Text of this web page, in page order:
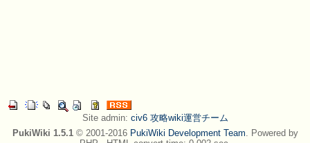
Site admin: civ6 攻略wiki運営チーム
PukiWiki 1.5.1© 2001-2016 PukiWiki Development Team. Powered by